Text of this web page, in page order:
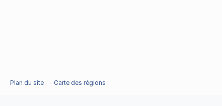
Plan du site Carte des régions